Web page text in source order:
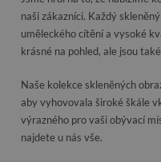
naši zákazníci. Každý
uměleckého cítění a vysoké
krásné na pohled, ale jsou
Naše kolekce skleněných
aby vyhovovala široké škále
výrazného pro vaši obývací
najdete u nás vše.